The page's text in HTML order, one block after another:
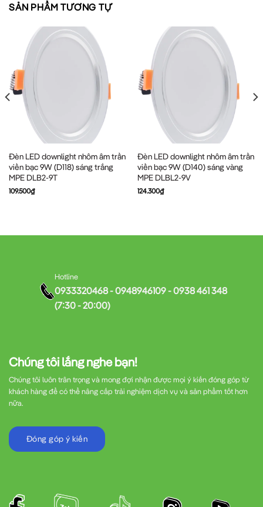
SẢN PHẨM TƯƠNG TỰ
Đèn LED downlight nhôm âm trần
viền bạc 9W (D118) sáng trắng
MPE DLB2-9T
109.500₫
Đèn LED downlight nhôm âm trần
viền bạc 9W (D140) sáng vàng
MPE DLBL2-9V
124.300₫
Chúng tôi lắng nghe bạn!
Chúng tôi luôn trân trọng và mong đợi nhận được mọi ý kiến đóng góp từ
khách hàng để có thể nâng cấp trải nghiệm dịch vụ và sản phẩm tốt hơn
nữa.
Đóng góp ý kiến
Hotline
0933320468 - 0948946109 - 0938 461 348
(7:30 - 20:00)